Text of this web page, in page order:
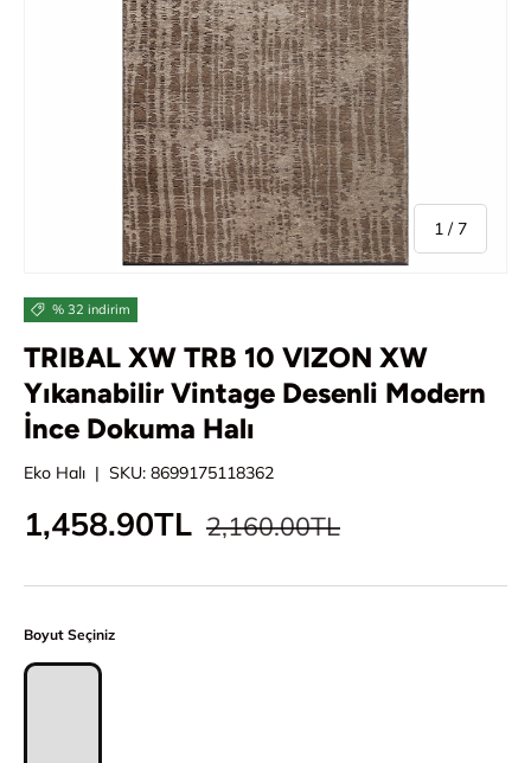
1 / /7
% 32 indirim
TRIBAL XW TRB 10 VIZON XW
Yıkanabilir Vintage Desenli Modern
İnce Dokuma Halı
Eko Halı | SKU: 8699175118362
İndirimli fiyat
1,458.90TL Normal fiyat
2,160.00TL
Boyut Seçiniz